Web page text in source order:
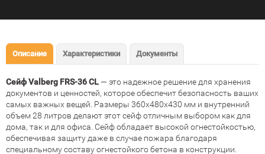
Описание Характеристики Документы
Сейф Valberg FRS-36 CL— это надежное решение для хранения
документов и ценностей, которое обеспечит безопасность ваших
самых важных вещей. Размеры 360x480x430 мм и внутренний
объем 28 литров делают этот сейф отличным выбором как для
дома, так и для офиса. Сейф обладает высокой огнестойкостью,
обеспечивая защиту даже в случае пожара благодаря
специальному составу огнестойкого бетона в конструкции.